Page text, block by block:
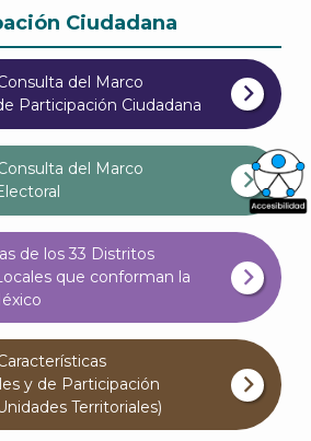
Ciudadana
del Marco
Participación Ciudadana
del Marco
de los 33 Distritos
que conforman la
y de Participación
Territoriales)